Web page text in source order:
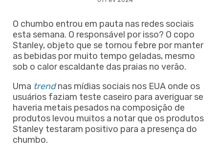
O chumbo entrou em pauta nas redes sociais
esta semana. O responsável por isso? O copo
Stanley, objeto que se tornou febre por manter
as bebidas por muito tempo geladas, mesmo
sob o calor escaldante das praias no verão.
Uma trendnas mídias sociais nos EUA onde os
usuários faziam teste caseiro para averiguar se
haveria metais pesados na composição de
produtos levou muitos a notar que os produtos
Stanley testaram positivo para a presença do
chumbo.